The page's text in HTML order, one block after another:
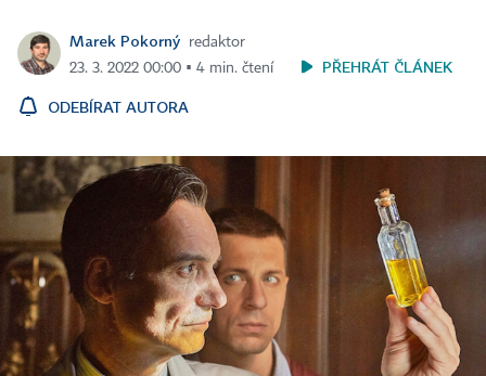
Marek Pokorný
redaktor
23. 3. 2022 00:00 ▪ 4 min. čtení
PŘEHRÁT ČLÁNEK
ODEBÍRAT AUTORA